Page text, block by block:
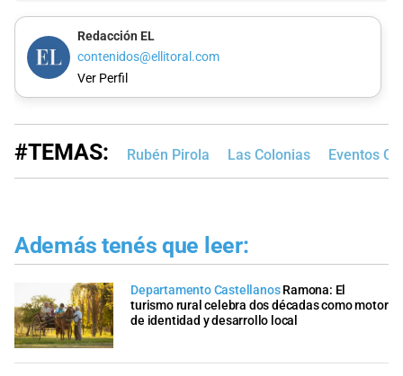
Redacción EL
contenidos@ellitoral.com
Ver Perfil
#TEMAS: Rubén Pirola Las Colonias Eventos
Además tenés que leer:
Departamento Castellanos Ramona: El
turismo rural celebra dos décadas como motor
de identidad y desarrollo local